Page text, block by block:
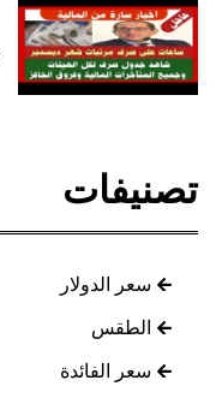
تصنيفات
سعر الدولار
الطقس
سعر الفائدة